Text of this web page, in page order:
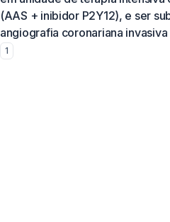
(AAS + inibidor P2Y12), e ser
angiografia coronariana
1